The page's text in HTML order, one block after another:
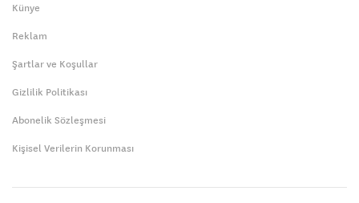
Künye
Reklam
Şartlar ve Koşullar
Gizlilik Politikası
Abonelik Sözleşmesi
Kişisel Verilerin Korunması